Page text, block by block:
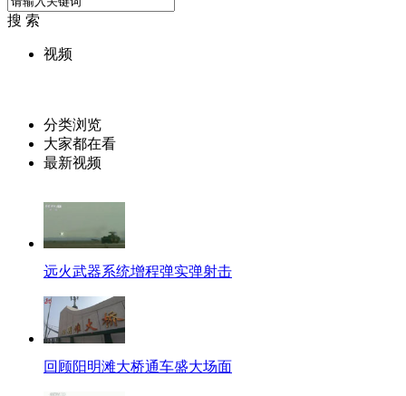
搜 索
视频
分类浏览
大家都在看
最新视频
远火武器系统增程弹实弹射击
回顾阳明滩大桥通车盛大场面